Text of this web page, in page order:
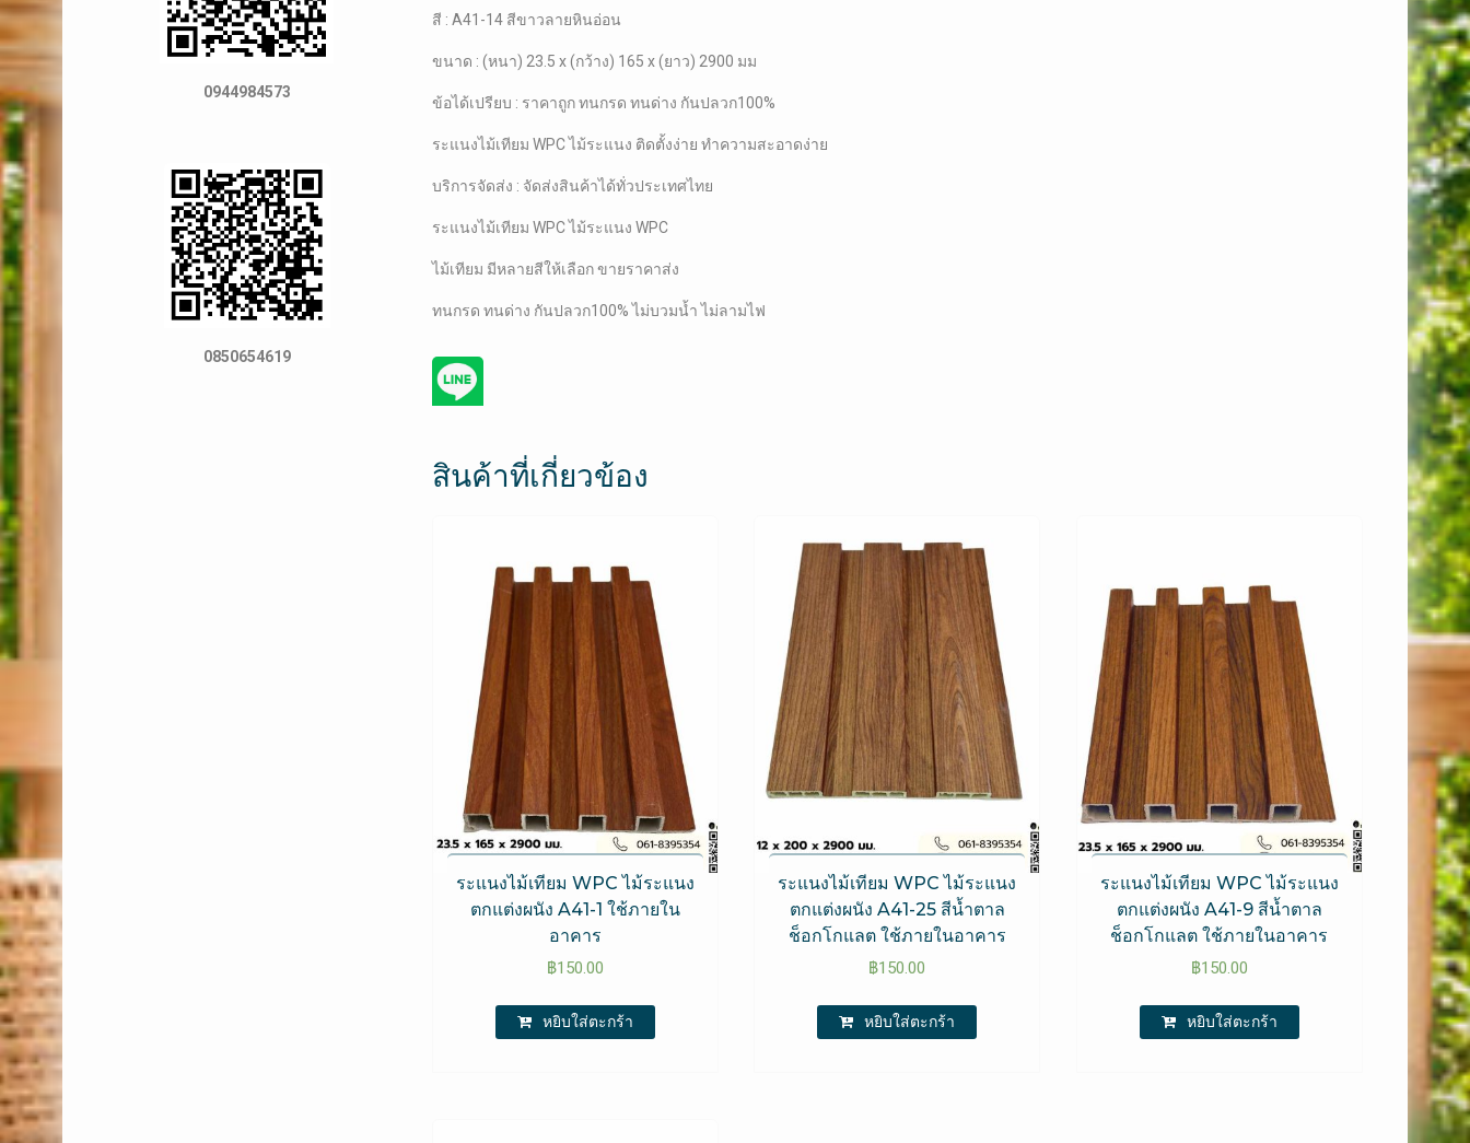
สี : A41-14 สีขาวลายหินอ่อน
ขนาด : (หนา) 23.5 x (กว้าง) 165 x (ยาว) 2900 มม
ข้อได้เปรียบ : ราคาถูก ทนกรด ทนด่าง กันปลวก100%
ระแนงไม้เทียม WPC ไม้ระแนง ติดตั้งง่าย ทำความสะอาดง่าย
บริการจัดส่ง : จัดส่งสินค้าได้ทั่วประเทศไทย
ระแนงไม้เทียม WPC ไม้ระแนง WPC
ไม้เทียม มีหลายสีให้เลือก ขายราคาส่ง
ทนกรด ทนด่าง กันปลวก100% ไม่บวมน้ำ ไม่ลามไฟ
สินค้าที่เกี่ยวข้อง
ระแนงไม้เทียม WPC ไม้ระแนง
ตกแต่งผนัง A41-1 ใช้ภายใน
อาคาร
฿150.00
หยิบใส่ตะกร้า
ระแนงไม้เทียม WPC ไม้ระแนง
ตกแต่งผนัง A41-25 สีน้ำตาล
ช็อกโกแลต ใช้ภายในอาคาร
฿150.00
หยิบใส่ตะกร้า
ระแนงไม้เทียม WPC ไม้ระแนง
ตกแต่งผนัง A41-9 สีน้ำตาล
ช็อกโกแลต ใช้ภายในอาคาร
฿150.00
หยิบใส่ตะกร้า
0944984573
0850654619